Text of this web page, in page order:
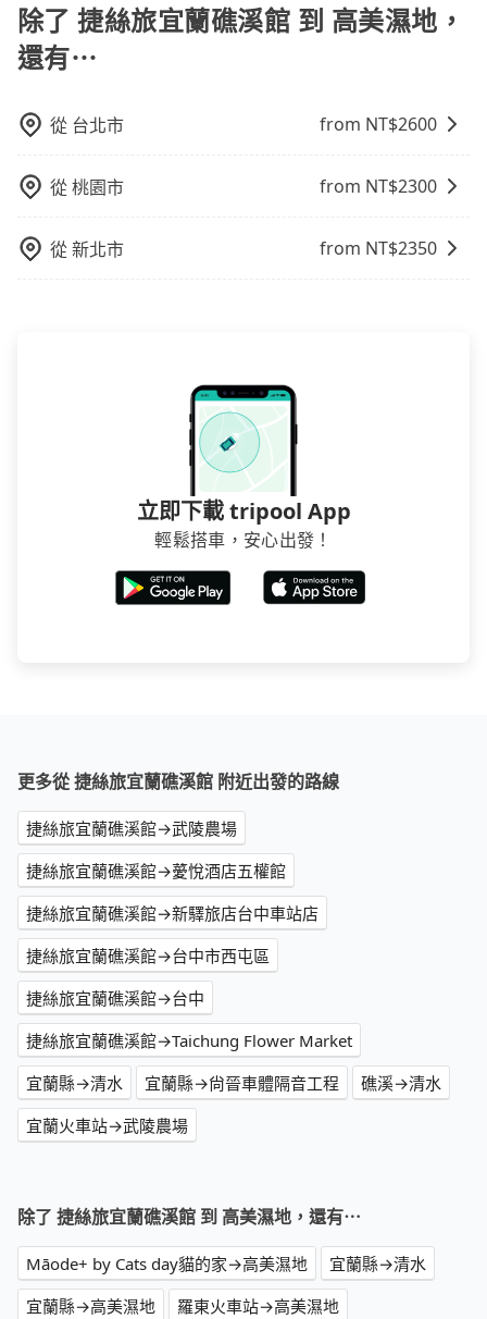
小的風險。最後，雖然路邊隨租隨還看似方便，但實際
使用時還是有其區域的限制，實際可停靠的地點與你的
上下車地點仍有段距離，在遇到下雨天或者載行李時，
約付款前可以輸入公司的抬頭與統編，可向國稅局報
帳，且免加收5%稅金。在收到後，可自行列印留存或報
帳，完全符合台灣的法律規範。
除了 捷絲旅宜蘭礁溪館 到 高美濕地，
還有⋯
從 台北市 from NT$2600
從桃園市 from NT$2300
從新北市 from NT$2350
立即下載 tripool App
輕鬆搭車，安心出發！
更多從 捷絲旅宜蘭礁溪館 附近出發的路線
捷絲旅宜蘭礁溪館→武陵農場
捷絲旅宜蘭礁溪館→薆悅酒店五權館
捷絲旅宜蘭礁溪館→新驛旅店台中車站店
捷絲旅宜蘭礁溪館→台中市西屯區
捷絲旅宜蘭礁溪館→台中
捷絲旅宜蘭礁溪館→Taichung Flower Market
宜蘭縣→清水
宜蘭縣→尙晉車體隔音工程
礁溪→清水
宜蘭火車站→武陵農場
除了 捷絲旅宜蘭礁溪館 到 高美濕地，還有⋯
Māode+ by Cats day貓的家→高美濕地
宜蘭縣→清水
宜蘭縣→高美濕地
羅東火車站→高美濕地